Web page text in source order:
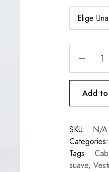
Add to
SKU:
N/A
Categories:
Tags:
suave,